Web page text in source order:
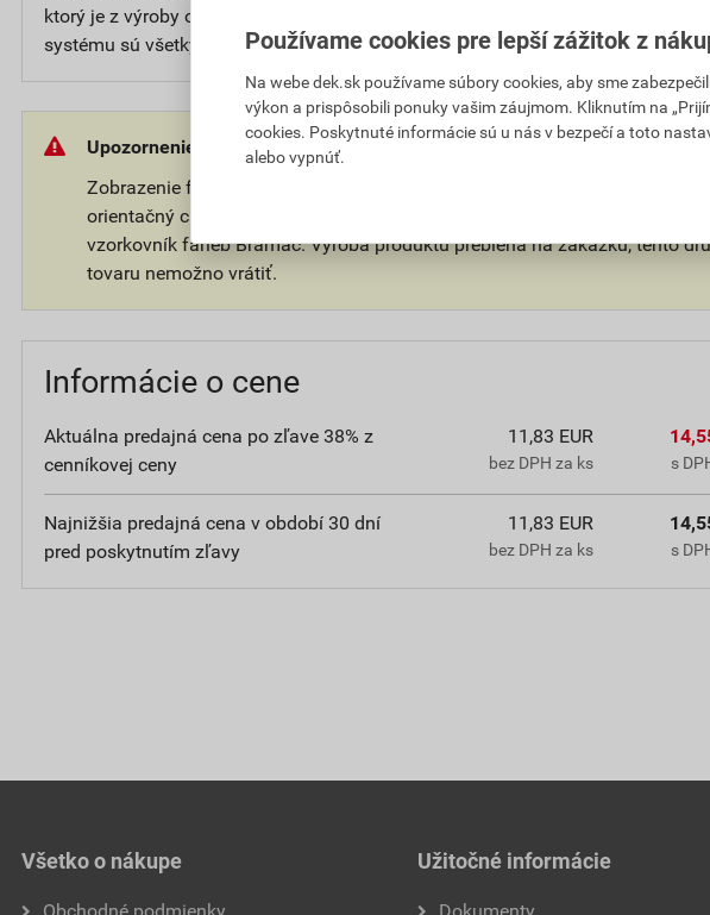
ktorý je z výroby opatrený farebným lakovaním v niekoľkých odtieňoch.
systému sú všetky ďalšie dostupné komponenty, žľaby, spojky apod.
Upozornenie:
Zobrazenie farieb závisí od aktuálneho nastavenia monitora a má iba
orientačný charakter. Pri konečnom výbere farby pre vašu strechu si
vzorkovník farieb Bramac. Výroba produktu prebieha na zákazku, tento
tovaru nemožno vrátiť.
Informácie o cene
Aktuálna predajná cena po zľave 38% z
cenníkovej ceny
11,83 EUR
bez DPH za ks s
Najnižšia predajná cena v období 30 dní
pred poskytnutím zľavy
11,83 EUR
bez DPH za ks s
Všetko o nákupe Užitočné informácie
Používame cookies pre lepší zážitok z
Na webe dek.sk používame súbory cookies, aby sme
výkon a prispôsobili ponuky vašim záujmom. Kliknutím na
cookies. Poskytnuté informácie sú u nás v bezpečí a toto
alebo vypnúť.